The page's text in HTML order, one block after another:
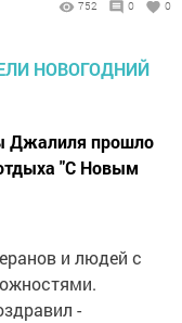
752 0 0
Дж­алиля прошло
"С Новым
и людей­ с